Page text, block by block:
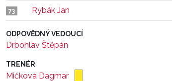
73 Rybák Jan
ODPOVĚDNÝ VEDOUCÍ
Drbohlav Štěpán
TRENÉR
Mičková Dagmar